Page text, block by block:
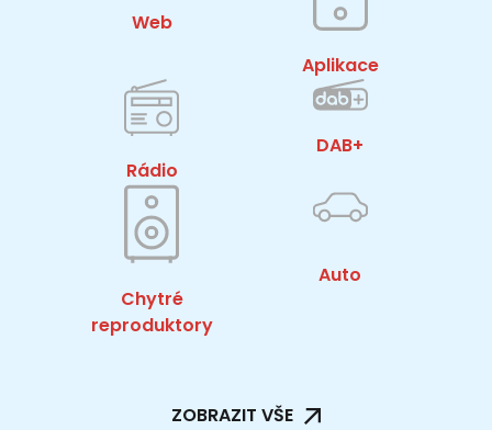
Web
Aplikace
Rádio
DAB+
Chytré
reproduktory
Auto
ZOBRAZIT VŠE